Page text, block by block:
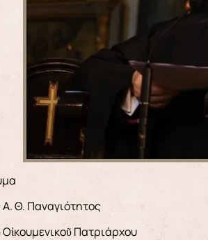
Α. Θ. Παναγιότητος
Οἰκουμενικοῦ Πατριάρχου